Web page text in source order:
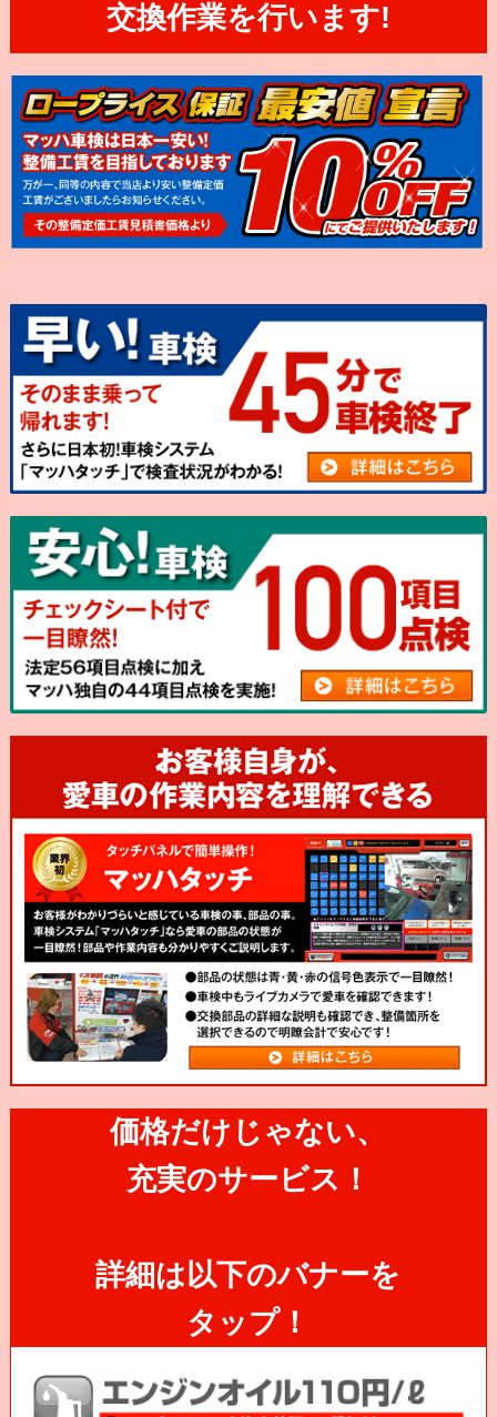
交換作業を行います!
価格だけじゃない、
充実のサービス！
詳細は以下のバナーを
タップ！